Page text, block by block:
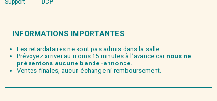
Support
DCP
INFORMATIONS IMPORTANTES
Les retardataires ne sont pas admis dans la salle.
Prévoyez arriver au moins 15 minutes à l’avance carnous ne
présentons aucune bande-annonce.
Ventes finales, aucun échange ni remboursement.